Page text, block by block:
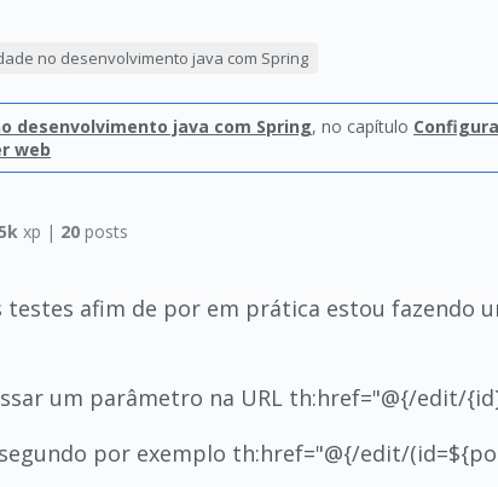
no desenvolvimento java com Spring
desenvolvimento java com Spring, no capítulo
web
xp | 20posts
afim de por em prática estou fazendo
um parâmetro na URL th:href="@{/edit/
por exemplo th:href="@{/edit/